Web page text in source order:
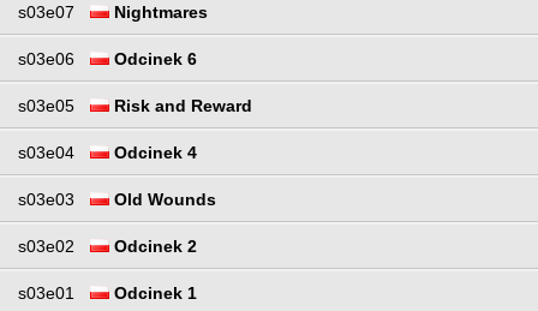
s03e07 Nightmares
s03e06 Odcinek 6
s03e05 Risk and Reward
s03e04 Odcinek 4
s03e03 Old Wounds
s03e02 Odcinek 2
s03e01 Odcinek 1